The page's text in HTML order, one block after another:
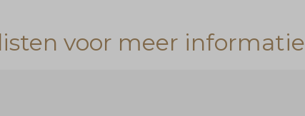
voor meer informatie